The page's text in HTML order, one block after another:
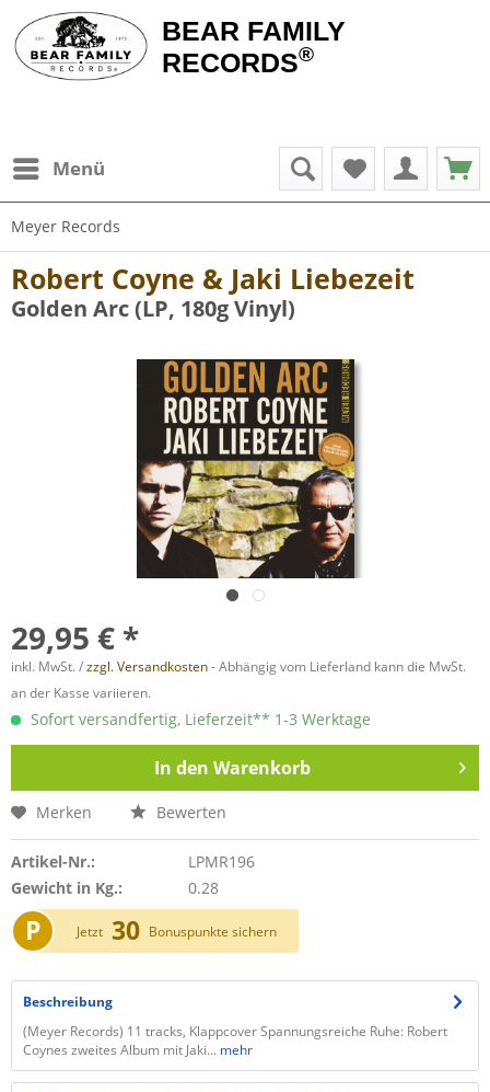
BEAR FAMILY
RECORDS®
Menü
Meyer Records
Robert Coyne & Jaki Liebezeit
Golden Arc (LP, 180g Vinyl)
29,95 € *
inkl. MwSt. /zzgl. Versandkosten- Abhängig vom Lieferland kann die MwSt.
an der Kasse variieren.
Sofort versandfertig, Lieferzeit** 1-3 Werktage
In den Warenkorb
Merken Bewerten
Artikel-Nr.:
LPMR196
Gewicht in Kg.:
0.28
P Jetzt 30 Bonuspunkte sichern
Beschreibung
(Meyer Records) 11 tracks, Klappcover Spannungsreiche Ruhe: Robert
Coynes zweites Album mit Jaki... mehr